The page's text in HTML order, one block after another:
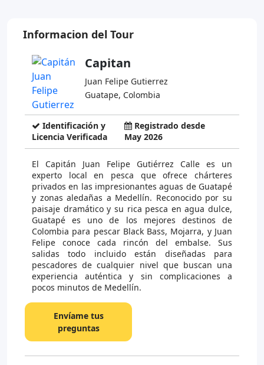
Informacion del Tour
Capitan
Juan Felipe Gutierrez
Guatape, Colombia
Identificación y
Licencia Verificada
Registrado desde
May 2026
El Capitán Juan Felipe Gutiérrez Calle es un
experto local en pesca que ofrece chárteres
privados en las impresionantes aguas de Guatapé
y zonas aledañas a Medellín. Reconocido por su
paisaje dramático y su rica pesca en agua dulce,
Guatapé es uno de los mejores destinos de
Colombia para pescar Black Bass, Mojarra, y Juan
Felipe conoce cada rincón del embalse. Sus
salidas todo incluido están diseñadas para
pescadores de cualquier nivel que buscan una
experiencia auténtica y sin complicaciones a
pocos minutos de Medellín.
Envíame tus
preguntas